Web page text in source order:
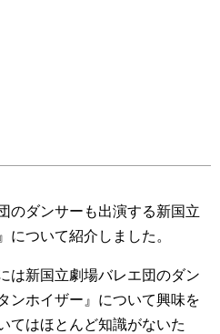
のダンサーも出演する新国立
について紹介しました。
は新国立劇場バレエ団のダン
ンホイザー』について興味を
てはほとんど知識がないた